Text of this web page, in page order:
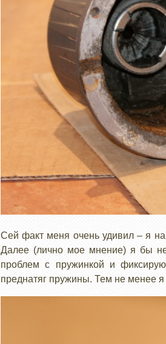
Сей факт меня очень удивил – я
Далее (лично мое мнение) я бы
проблем с пружинкой и
преднатяг пружины. Тем не менее я